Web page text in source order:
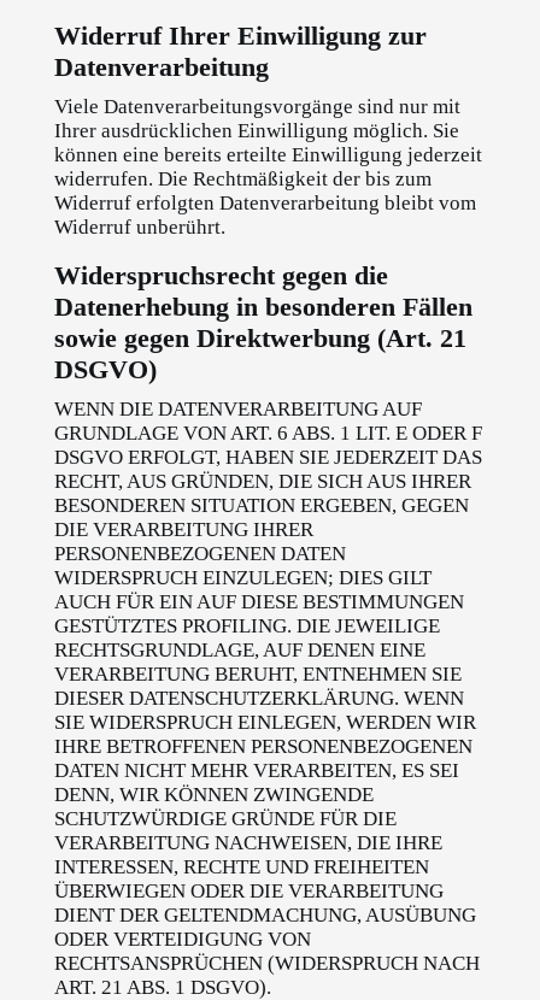
Widerruf Ihrer Einwilligung zur
Datenverarbeitung
Viele Datenverarbeitungsvorgänge sind nur mit
Ihrer ausdrücklichen Einwilligung möglich. Sie
können eine bereits erteilte Einwilligung jederzeit
widerrufen. Die Rechtmäßigkeit der bis zum
Widerruf erfolgten Datenverarbeitung bleibt vom
Widerruf unberührt.
Widerspruchsrecht gegen die
Datenerhebung in besonderen Fällen
sowie gegen Direktwerbung (Art. 21
DSGVO)
WENN DIE DATENVERARBEITUNG AUF
GRUNDLAGE VON ART. 6 ABS. 1 LIT. E ODER F
DSGVO ERFOLGT, HABEN SIE JEDERZEIT DAS
RECHT, AUS GRÜNDEN, DIE SICH AUS IHRER
BESONDEREN SITUATION ERGEBEN, GEGEN
DIE VERARBEITUNG IHRER
PERSONENBEZOGENEN DATEN
WIDERSPRUCH EINZULEGEN; DIES GILT
AUCH FÜR EIN AUF DIESE BESTIMMUNGEN
GESTÜTZTES PROFILING. DIE JEWEILIGE
RECHTSGRUNDLAGE, AUF DENEN EINE
VERARBEITUNG BERUHT, ENTNEHMEN SIE
DIESER DATENSCHUTZERKLÄRUNG. WENN
SIE WIDERSPRUCH EINLEGEN, WERDEN WIR
IHRE BETROFFENEN PERSONENBEZOGENEN
DATEN NICHT MEHR VERARBEITEN, ES SEI
DENN, WIR KÖNNEN ZWINGENDE
SCHUTZWÜRDIGE GRÜNDE FÜR DIE
VERARBEITUNG NACHWEISEN, DIE IHRE
INTERESSEN, RECHTE UND FREIHEITEN
ÜBERWIEGEN ODER DIE VERARBEITUNG
DIENT DER GELTENDMACHUNG, AUSÜBUNG
ODER VERTEIDIGUNG VON
RECHTSANSPRÜCHEN (WIDERSPRUCH NACH
ART. 21 ABS. 1 DSGVO).